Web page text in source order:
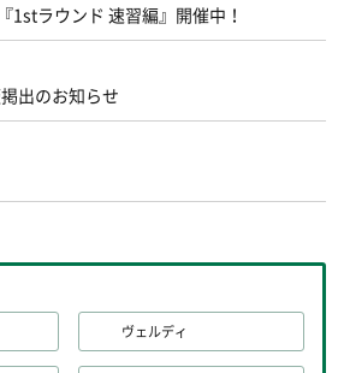
1stラウンド 速習編』開催中！
出のお知らせ
ヴェルディ